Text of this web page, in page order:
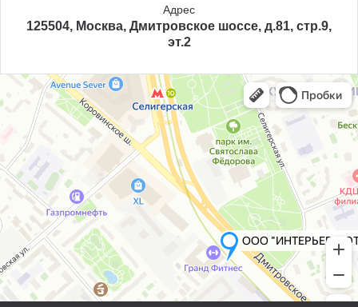
Адрес
125504, Москва, Дмитровское шоссе, д.81, стр.9,
эт.2